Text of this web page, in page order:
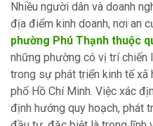
Nhiều người dân và doanh
địa điểm kinh doanh, nơi an
phường Phú Thạnh thuộc
những phường có vị trí chiến
trong sự phát triển kinh tế xã
phố Hồ Chí Minh. Việc xác
định hướng quy hoạch, phát